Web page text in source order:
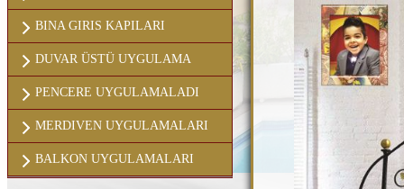
BINA GIRIS KAPILARI
DUVAR ÜSTÜ UYGULAMA
PENCERE UYGULAMALADI
MERDIVEN UYGULAMALARI
BALKON UYGULAMALARI